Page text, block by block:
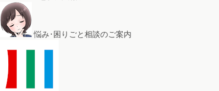
悩み･困りごと相談のご案内